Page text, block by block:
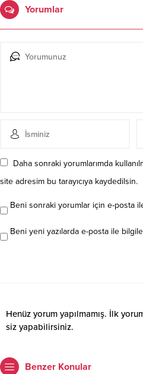
Yorumlar
Daha sonraki yorumlarımda
site adresim bu tarayıcıya kaydedilsin.
Beni sonraki yorumlar için e-posta
Beni yeni yazılarda e-posta ile
Henüz yorum yapılmamış. İlk
siz yapabilirsiniz.
Benzer Konular